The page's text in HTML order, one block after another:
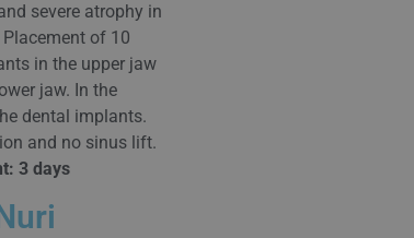
severe atrophy in
of 10
in the upper jaw
jaw. In the
dental implants.
and no sinus lift.
3 days